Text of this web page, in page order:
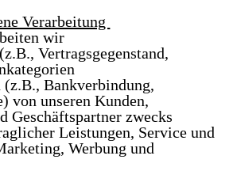
Verarbeitung
wir
Vertragsgegenstand,
(z.B., Bankverbindung,
von unseren Kunden,
Geschäftspartner zwecks
Leistungen, Service und
Werbung und